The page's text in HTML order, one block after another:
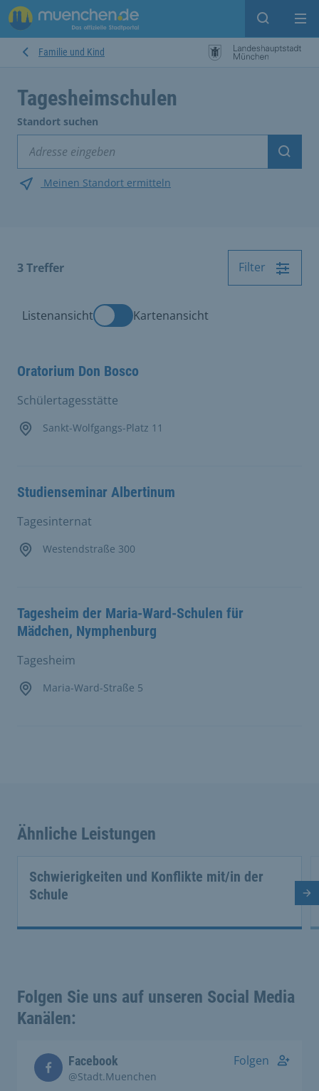
Suche
Familie und Kind
Tagesheimschulen
Standort suchen
Meinen Standort ermitteln
3Treffer Filter
Listenansicht Kartenansicht
Oratorium Don Bosco
Schülertagesstätte
Sankt-Wolfgangs-Platz 11
Studienseminar Albertinum
Tagesinternat
Westendstraße 300
Tagesheim der Maria-Ward-Schulen für
Mädchen, Nymphenburg
Tagesheim
Maria-Ward-Straße 5
Ähnliche Leistungen
Schwierigkeiten und Konflikte mit/in der
Schule
Folgen Sie uns auf unseren Social Media
Kanälen:
Facebook
@Stadt.Muenchen
Folgen